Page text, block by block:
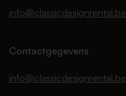
info@classicdesignrental.be
Contactgegevens
info@classicdesignrental.be